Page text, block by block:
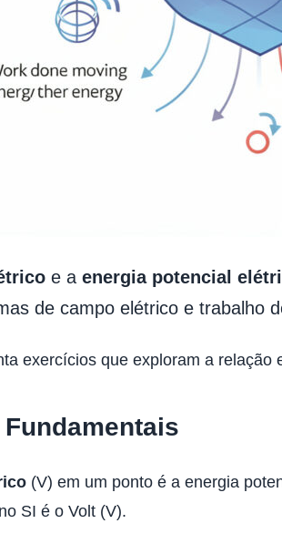
e a energia potencial
de campo elétrico e trabalho
exercícios que exploram a
(V) em um ponto é a energia
SI é o Volt (V).